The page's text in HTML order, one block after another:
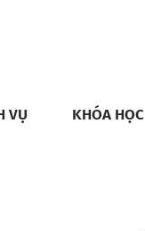
VỤ KHÓA HỌC